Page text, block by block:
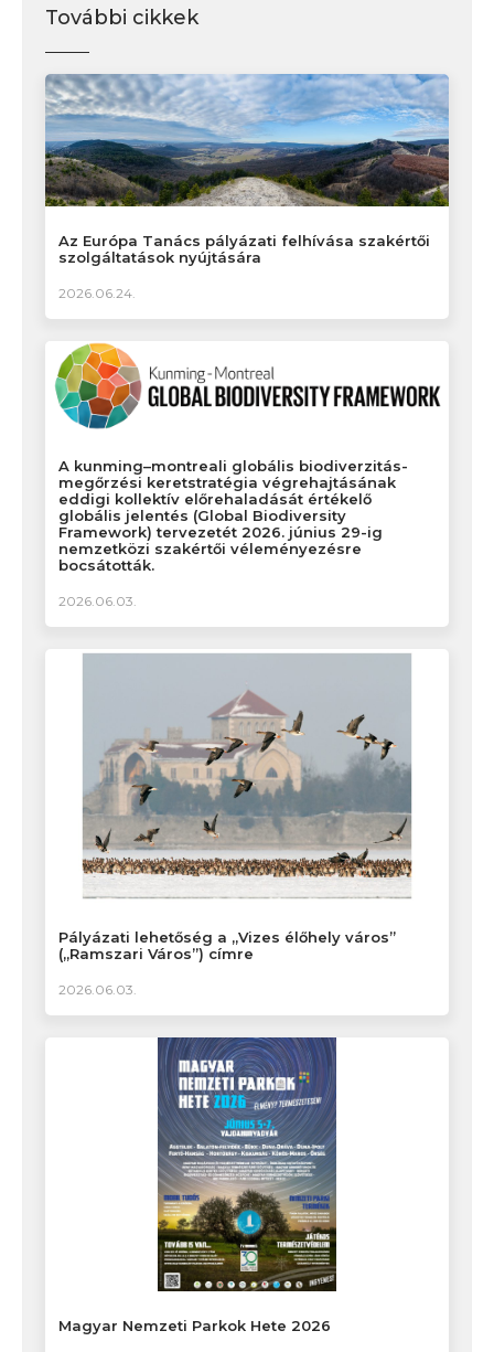
További cikkek
Az Európa Tanács pályázati felhívása szakértői
szolgáltatások nyújtására
2026.06.24.
A kunming–montreali globális biodiverzitás-
megőrzési keretstratégia végrehajtásának
eddigi kollektív előrehaladását értékelő
globális jelentés (Global Biodiversity
Framework) tervezetét 2026. június 29-ig
nemzetközi szakértői véleményezésre
bocsátották.
2026.06.03.
Pályázati lehetőség a „Vizes élőhely város”
(„Ramszari Város”) címre
2026.06.03.
Magyar Nemzeti Parkok Hete 2026